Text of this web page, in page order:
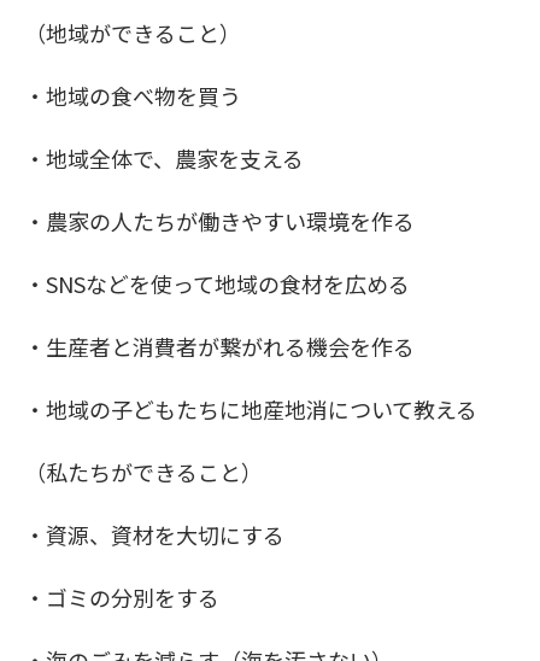
（地域ができること）
・地域の食べ物を買う
・地域全体で、農家を支える
・農家の人たちが働きやすい環境を作る
・SNSなどを使って地域の食材を広める
・生産者と消費者が繋がれる機会を作る
・地域の子どもたちに地産地消について教える
（私たちができること）
・資源、資材を大切にする
・ゴミの分別をする